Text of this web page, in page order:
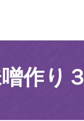
作り３